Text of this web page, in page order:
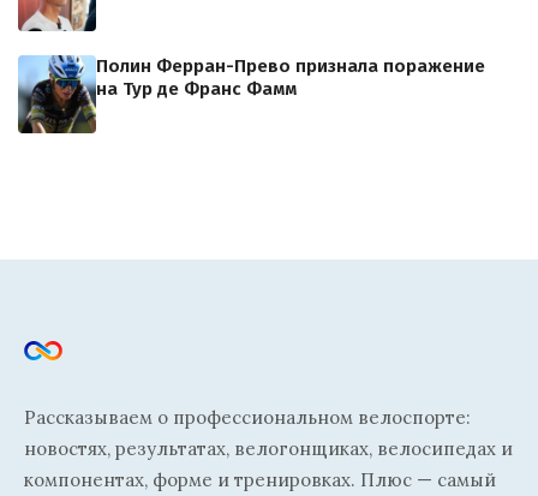
Полин Ферран-Прево признала поражение
на Тур де Франс Фамм
Рассказываем о профессиональном велоспорте:
новостях, результатах, велогонщиках, велосипедах и
компонентах, форме и тренировках. Плюс — самый